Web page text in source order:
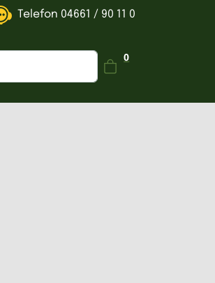
Telefon 04661 / 90 11 0
0Dein Warenkorb